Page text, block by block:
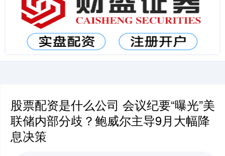
股票配资是什么公司 会议纪要“曝光”美
联储内部分歧？鲍威尔主导9月大幅降
息决策